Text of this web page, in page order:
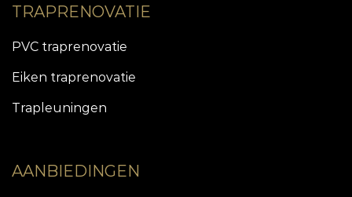
TRAPRENOVATIE
PVC traprenovatie
Eiken traprenovatie
Trapleuningen
AANBIEDINGEN